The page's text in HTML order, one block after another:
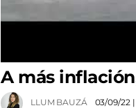
A más
LLUM BAUZÁ 03/09/22